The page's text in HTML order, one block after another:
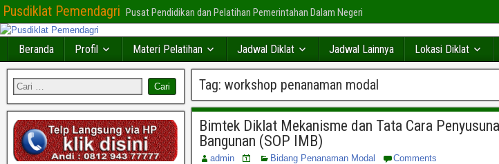
Pusdiklat Pemendagri Pusat Pendidikan dan Pelatihan Pemerintahan Dalam Negeri
Beranda Profil Materi Pelatihan Jadwal Diklat Jadwal Lainnya Lokasi Diklat
Tag: workshop penanaman modal
Bimtek Diklat Mekanisme dan Tata Cara
Bangunan (SOP IMB)
admin Bidang Penanaman Modal Comments